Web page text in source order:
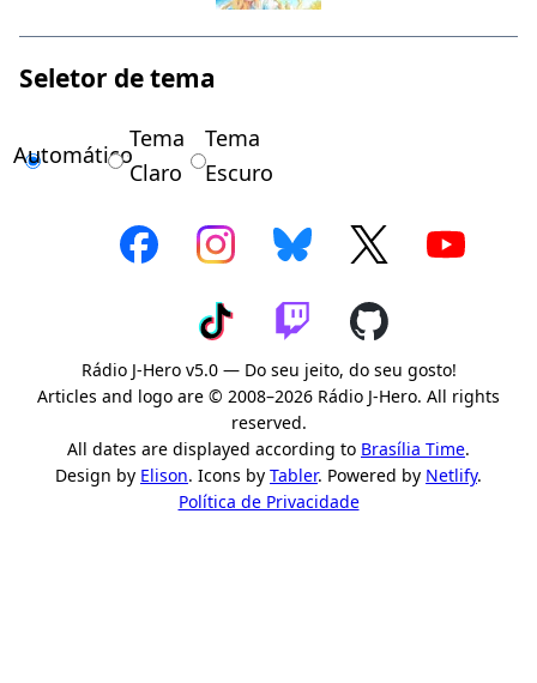
Seletor de tema
Automático
Tema
Claro
Tema
Escuro
Rádio J-Hero v5.0 — Do seu jeito, do seu gosto!
Articles and logo are © 2008–2026 Rádio J-Hero. All rights
reserved.
All dates are displayed according to Brasília Time.
Design by Elison. Icons by Tabler. Powered by Netlify.
Política de Privacidade